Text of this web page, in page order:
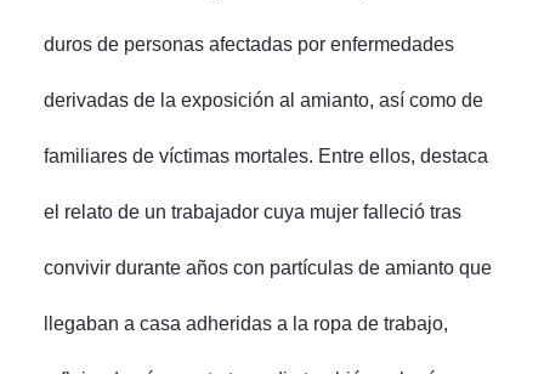
duros de personas afectadas por enfermedades
derivadas de la exposición al amianto, así como de
familiares de víctimas mortales. Entre ellos, destaca
el relato de un trabajador cuya mujer falleció tras
convivir durante años con partículas de amianto que
llegaban a casa adheridas a la ropa de trabajo,